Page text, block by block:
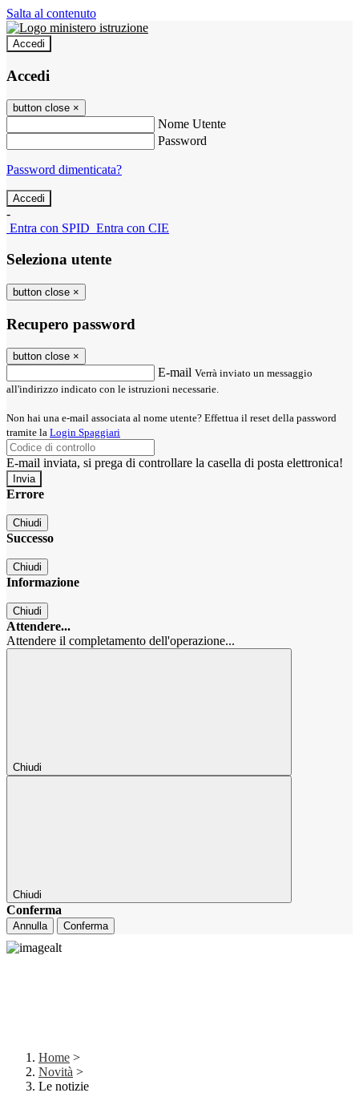
Salta al contenuto
Accedi
Accedi
button close ×
Nome Utente
Password
Password dimenticata?
-
Entra con SPID Entra con CIE
Seleziona utente
button close ×
Recupero password
button close ×
E-mail Verrà inviato un messaggio
all'indirizzo indicato con le istruzioni necessarie.
Non hai una e-mail associata al nome utente? Effettua il reset della password
tramite la Login Spaggiari
E-mail inviata, si prega di controllare la casella di posta elettronica!
Errore
Chiudi
Successo
Chiudi
Informazione
Chiudi
Attendere...
Attendere il completamento dell'operazione...
Chiudi
Chiudi
Conferma
Annulla Conferma
Home >
Novità >
Le notizie